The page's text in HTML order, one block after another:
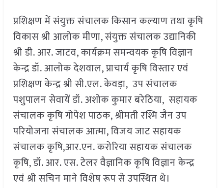
प्रशिक्षण में संयुक्त संचालक किसान कल्याण तथा कृषि
विकास श्री आलोक मीणा, संयुक्त संचालक उद्यानिकी
श्री डी. आर. जाटव, कार्यक्रम समन्वयक कृषि विज्ञान
केन्द्र डॉ. आलोक देशवाल, प्राचार्य कृषि विस्तार एवं
प्रशिक्षण केन्द्र श्री सी.एल. केवड़ा, उप संचालक
पशुपालन सेवायें डॉ. अशोक कुमार बरेठिया, सहायक
संचालक कृषि गोपेश पाठक, श्रीमती रश्मि जैन उप
परियोजना संचालक आत्मा, विजय जाट सहायक
संचालक कृषि,आर.एन. करोरिया सहायक संचालक
कृषि, डॉ. आर. एस. टेलर वैज्ञानिक कृषि विज्ञान केन्द्र
एवं श्री सचिन माने विशेष रूप से उपस्थित थे।